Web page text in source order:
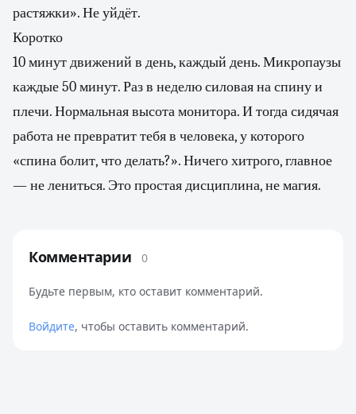
растяжки». Не уйдёт.
Коротко
10 минут движений в день, каждый день. Микропаузы
каждые 50 минут. Раз в неделю силовая на спину и
плечи. Нормальная высота монитора. И тогда сидячая
работа не превратит тебя в человека, у которого
«спина болит, что делать?». Ничего хитрого, главное
— не лениться. Это простая дисциплина, не магия.
Комментарии 0
Будьте первым, кто оставит комментарий.
Войдите, чтобы оставить комментарий.